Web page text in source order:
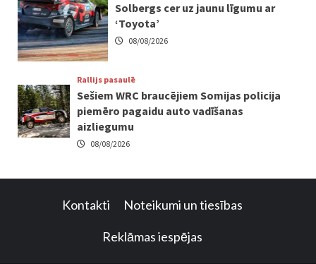
Solbergs cer uz jaunu līgumu ar
‘Toyota’
08/08/2026
Rallijs pasaulē
Sešiem WRC braucējiem Somijas policija
piemēro pagaidu auto vadīšanas
aizliegumu
08/08/2026
Kontakti Noteikumi un tiesības
Reklāmas iespējas